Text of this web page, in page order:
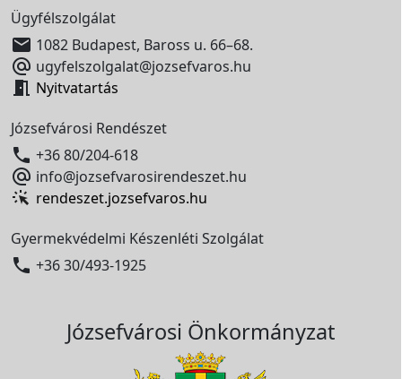
Ügyfélszolgálat
 1082 Budapest, Baross u. 66–68.
 ugyfelszolgalat@jozsefvaros.hu
 Nyitvatartás
Józsefvárosi Rendészet
 +36 80/204-618
 info@jozsefvarosirendeszet.hu
rendeszet.jozsefvaros.hu
Gyermekvédelmi Készenléti Szolgálat
 +36 30/493-1925
Józsefvárosi Önkormányzat